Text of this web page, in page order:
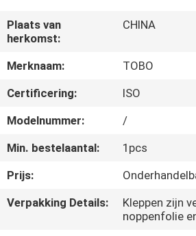
ONS
FABRIEKSREIS
CONTACTEER
ONS
Plaats van
herkomst:
CHINA
Merknaam:
TOBO
Certificering:
ISO
Modelnummer:
/
Min. bestelaantal:
1pcs
Prijs:
Verpakking Details:
Kleppen zijn
noppenfolie